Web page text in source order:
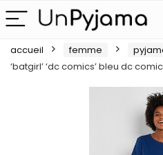
accueil femme
‘batgirl’ ‘dc comics’ bleu dc